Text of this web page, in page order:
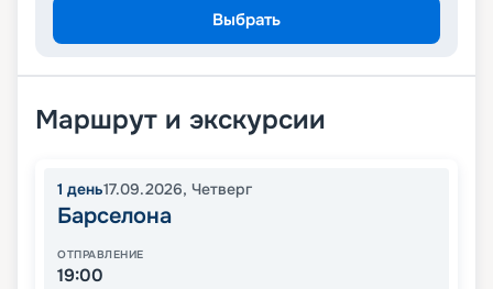
Выбрать
Маршрут и экскурсии
1 день17.09.2026, Четверг
Барселона
ОТПРАВЛЕНИЕ
19:00